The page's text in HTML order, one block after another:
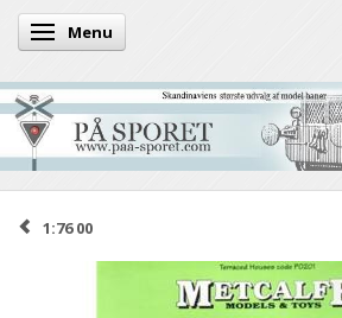
Skifte navigation
Menu
1:76 00